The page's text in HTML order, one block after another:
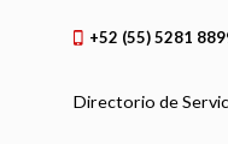
+52 (55) 5281
Directorio de